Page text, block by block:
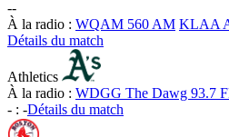
--
À la radio : WQAM 560 AM KLAA
Détails du match
Athletics
À la radio : WDGG The Dawg 93.7
- : -Détails du match